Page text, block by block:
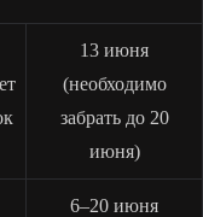
13 июня
(необходимо
забрать до 20
июня)
6–20 июня